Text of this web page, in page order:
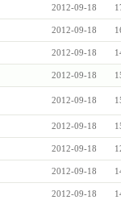
2012-09-18
2012-09-18
2012-09-18
2012-09-18
2012-09-18
2012-09-18
2012-09-18
2012-09-18
2012-09-18